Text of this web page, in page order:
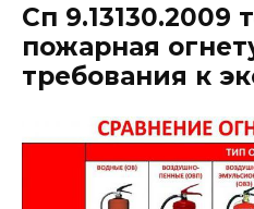
Сп 9.13130.2009
пожарная
требования к